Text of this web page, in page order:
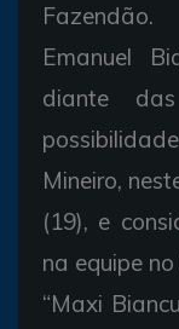
Fazendão.
Emanuel
diante
Mineiro,
(19), e
na equipe
“Maxi